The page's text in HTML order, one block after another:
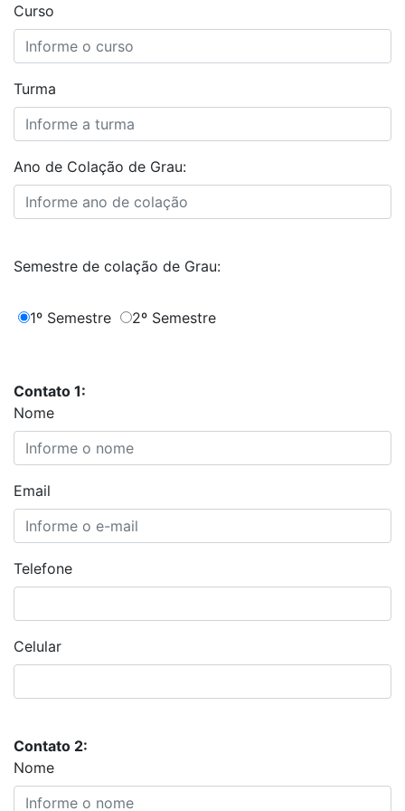
Curso
Turma
Ano de Colação de Grau:
Semestre de colação de Grau:
1º Semestre 2º Semestre
Contato 1:
Nome
Email
Telefone
Celular
Contato 2:
Nome